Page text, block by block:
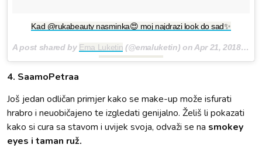
Kad @rukabeauty nasminka😍 moj najdrazi look do sad✨
A post shared by Ema Luketin (@emaluketin) onApr 21, 2018 at 10:30am PDT
4. SaamoPetraa
Još jedan odličan primjer kako se make-up može isfurati
hrabro i neuobičajeno te izgledati genijalno. Želiš li pokazati
kako si cura sa stavom i uvijek svoja, odvaži se na smokey
eyes i taman ruž.